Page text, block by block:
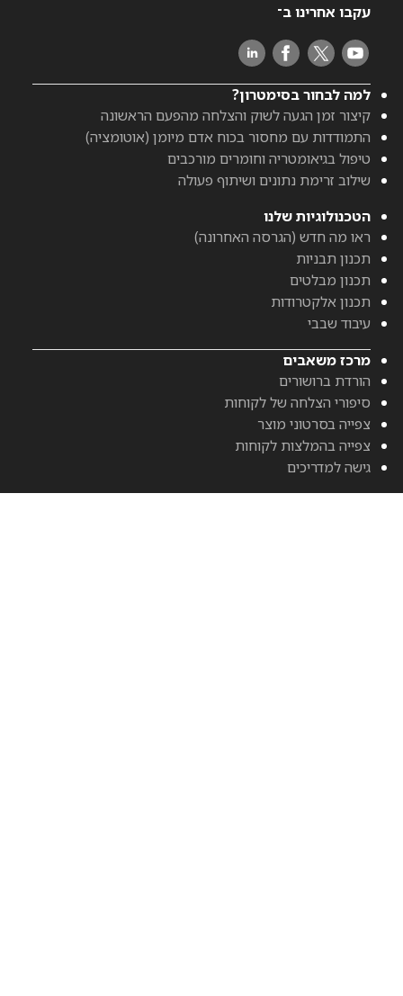
עקבו אחרינו ב־
למה לבחור בסימטרון?
קיצור זמן הגעה לשוק והצלחה מהפעם הראשונה
התמודדות עם מחסור בכוח אדם מיומן (אוטומציה)
טיפול בגיאומטריה וחומרים מורכבים
שילוב זרימת נתונים ושיתוף פעולה
הטכנולוגיות שלנו
ראו מה חדש (הגרסה האחרונה)
תכנון תבניות
תכנון מבלטים
תכנון אלקטרודות
עיבוד שבבי
מרכז משאבים
הורדת ברושורים
סיפורי הצלחה של לקוחות
צפייה בסרטוני מוצר
צפייה בהמלצות לקוחות
גישה למדריכים